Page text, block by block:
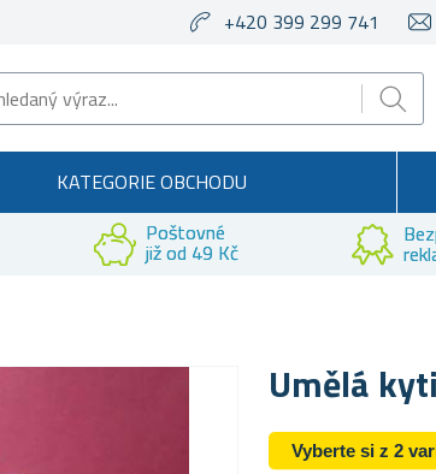
+420 399 299 741
KATEGORIE OBCHODU
Poštovné
již od 49 Kč
Umělá
Vyberte si z 2